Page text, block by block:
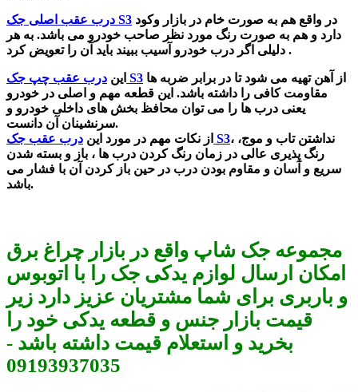
درب عقب اصلی جک S3
دارد و هم به صورت رنگ مورد نظر صاحب خودرو می باشد. به هر
دلیلی اگر درب خودرو آسیب ببیند باید آن را تعویض کرد .
این درب عقب چپ جک S3
مقاومت کافی را داشته باشد. این قطعه مهم و اصلی در خودرو
یعنی درب ها را می توان محافظ بخش های داخلی خودرو و
سرنشینان آن دانست.
از نکات مهم در مورد این درب عقب جک S3، نداشتن تاب و موج،
رنگ پذیری عالی در زمان رنگ کردن درب ها ، باز و بسته شدن
سریع و آسان و مقاوم بودن درب در حین باز کردن آن با فشار می
باشد.
مجموعه جک شاپ واقع در بازار چراغ برق
امکان ارسال لوازم یدکی جک را با اتوبوس
و باربری برای شما مشتریان عزیز دارد زیر
قیمت بازار جنس و قطعه یدکی خود را
بخرید و استعلام قیمت داشته باشد -
09193937035